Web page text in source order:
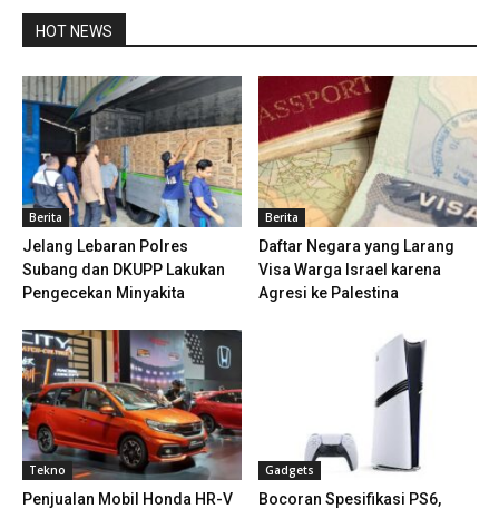
HOT NEWS
Berita
Jelang Lebaran Polres
Subang dan DKUPP Lakukan
Pengecekan Minyakita
Berita
Daftar Negara yang Larang
Visa Warga Israel karena
Agresi ke Palestina
Tekno
Penjualan Mobil Honda HR-V
Gadgets
Bocoran Spesifikasi PS6,